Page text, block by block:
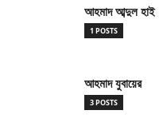
আহমাদ আব্দুল হাই
1 POSTS
আহমাদ যুবায়ের
3 POSTS